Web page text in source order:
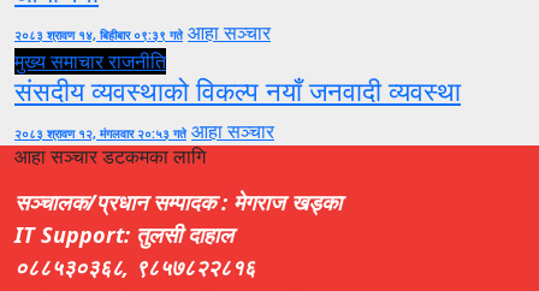
२०८३ श्रावण १४, बिहीबार ०९:३९ गते आहा सञ्चार
मुख्य समाचारराजनीति
संसदीय व्यवस्थाको विकल्प नयाँ जनवादी व्यवस्था
२०८३ श्रावण १२, मंगलवार २०:५३ गते आहा सञ्चार
आहा सञ्चार डटकमका लागि
सञ्चालक/प्रधान सम्पादक : मेगराज खड्का
IT Support: तुलसी दाहाल
०८८५३०३६८, ९८५७८२२८१६